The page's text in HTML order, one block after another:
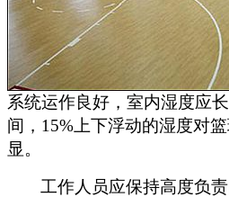
系统运作良好，室内湿度应
间，15%上下浮动的湿度对
显。
工作人员应保持高度负